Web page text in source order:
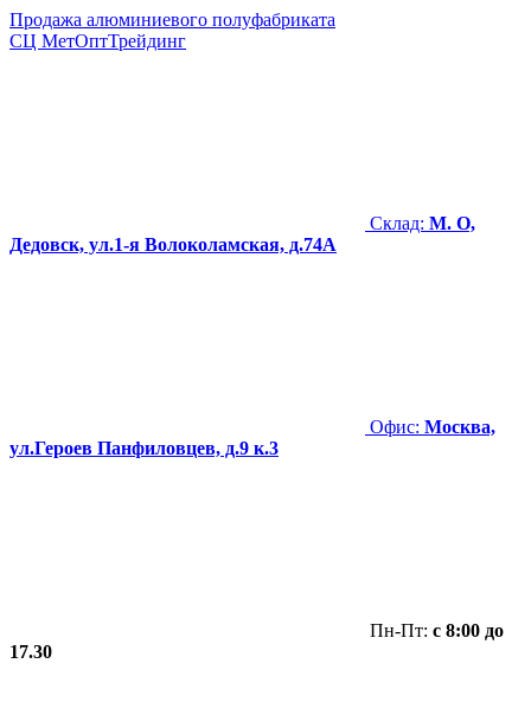
Продажа алюминиевого полуфабриката
СЦ МетОптТрейдинг
Склад: М. О,
Дедовск, ул.1-я Волоколамская, д.74А
Офис: Москва,
ул.Героев Панфиловцев, д.9 к.3
Пн-Пт: с 8:00 до
17.30